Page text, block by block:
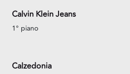
Calvin Klein Jeans
1° piano
Calzedonia